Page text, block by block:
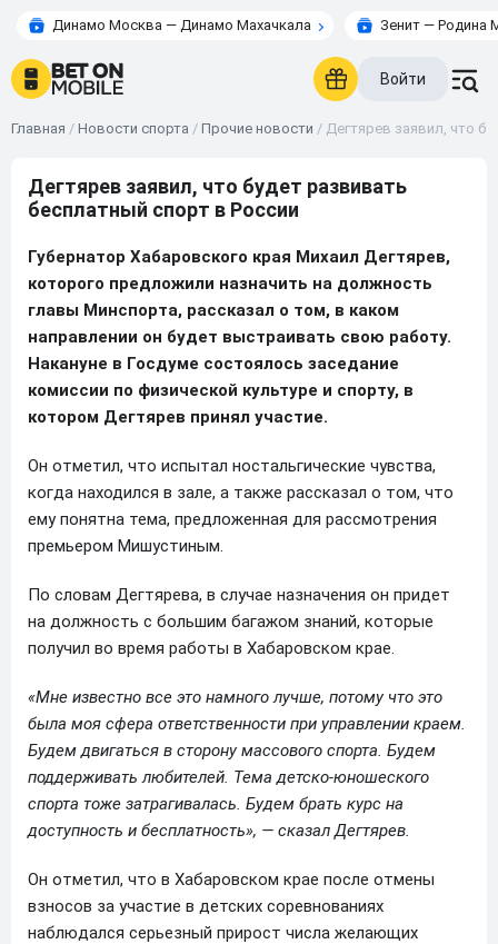
Динамо Москва — Динамо Махачкала Зенит — Родина
Войти
Главная / Новости спорта / Прочие новости / Дегтярев заявил, что
Дегтярев заявил, что будет развивать
бесплатный спорт в России
Губернатор Хабаровского края Михаил Дегтярев,
которого предложили назначить на должность
главы Минспорта, рассказал о том, в каком
направлении он будет выстраивать свою работу.
Накануне в Госдуме состоялось заседание
комиссии по физической культуре и спорту, в
котором Дегтярев принял участие.
Он отметил, что испытал ностальгические чувства,
когда находился в зале, а также рассказал о том, что
ему понятна тема, предложенная для рассмотрения
премьером Мишустиным.
По словам Дегтярева, в случае назначения он придет
на должность с большим багажом знаний, которые
получил во время работы в Хабаровском крае.
«Мне известно все это намного лучше, потому что это
была моя сфера ответственности при управлении краем.
Будем двигаться в сторону массового спорта. Будем
поддерживать любителей. Тема детско-юношеского
спорта тоже затрагивалась. Будем брать курс на
доступность и бесплатность», — сказал Дегтярев.
Он отметил, что в Хабаровском крае после отмены
взносов за участие в детских соревнованиях
наблюдался серьезный прирост числа желающих